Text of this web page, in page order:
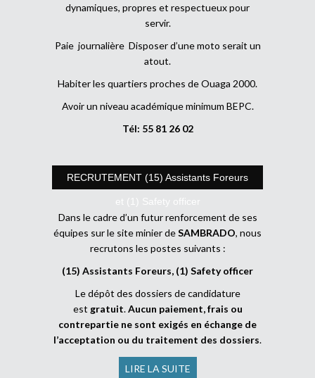
dynamiques, propres et respectueux pour
servir.
Paie journalière Disposer d’une moto serait un
atout.
Habiter les quartiers proches de Ouaga 2000.
Avoir un niveau académique minimum BEPC.
Tél: 55 81 26 02
RECRUTEMENT (15) Assistants Foreurs
et (1) Safety officer
Dans le cadre d’un futur renforcement de ses
équipes sur le site minier deSAMBRADO, nous
recrutons les postes suivants :
(15) Assistants Foreurs, (1) Safety officer
Le dépôt des dossiers de candidature
est gratuit.Aucun paiement, frais ou
contrepartie ne sont exigés en échange de
l’acceptation ou du traitement des dossiers.
LIRE LA SUITE